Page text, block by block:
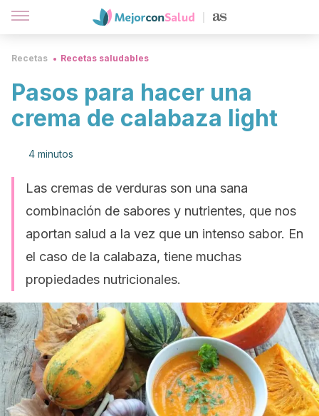
Recetas Recetas saludables
Pasos para hacer una
crema de calabaza light
4 minutos
Las cremas de verduras son una sana
combinación de sabores y nutrientes, que nos
aportan salud a la vez que un intenso sabor. En
el caso de la calabaza, tiene muchas
propiedades nutricionales.